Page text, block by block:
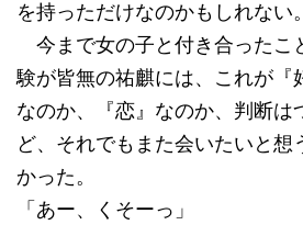
を持っただけなのかもしれない。
今まで女の子と付き合ったこ
験が皆無の祐麒には、これが『
なのか、『恋』なのか、判断は
ど、それでもまた会いたいと想
かった。
「あー、くそーっ」